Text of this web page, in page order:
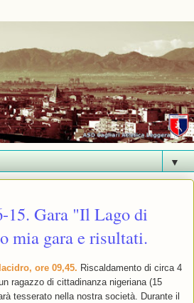
▼
Gara "Il Lago di
mia gara e risultati.
ore 09,45. Riscaldamento di circa 4
ragazzo di cittadinanza nigeriana (15
tesserato nella nostra società. Durante il